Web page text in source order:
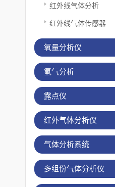
红外线气体分析
红外线气体传感器
氧量分析仪
氢气分析
露点仪
红外气体分析仪
气体分析系统
多组份气体分析仪